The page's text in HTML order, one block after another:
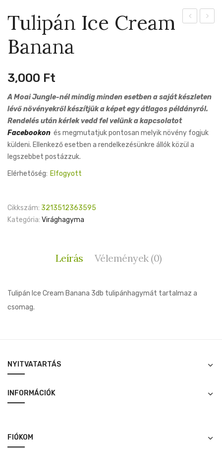
Tulipán Ice Cream
Banana
3,000 Ft
A Moai Jungle-nél mindig minden esetben a saját készleten
lévő növényekről készítjük a képet egy átlagos példányról.
Rendelés után kérlek vedd fel velünk a kapcsolatot
Facebookon és megmutatjuk pontosan melyik növény fogjuk
küldeni. Ellenkező esetben a rendelkezésünkre állók közül a
legszebbet postázzuk.
Elérhetőség: Elfogyott
Cikkszám: 3213512363595
Kategória: Virághagyma
Leírás Vélemények (0)
Tulipán Ice Cream Banana 3db tulipánhagymát tartalmaz a
csomag.
NYITVATARTÁS
INFORMÁCIÓK
FIÓKOM